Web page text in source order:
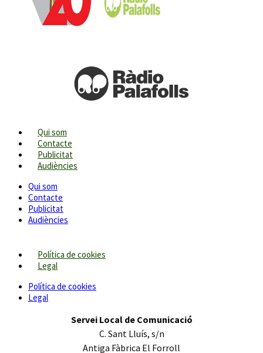
Qui som
Contacte
Publicitat
Audiències
Qui som
Contacte
Publicitat
Audiències
Política de cookies
Legal
Política de cookies
Legal
Servei Local de Comunicació
C. Sant Lluís, s/n
Antiga Fàbrica El Forroll